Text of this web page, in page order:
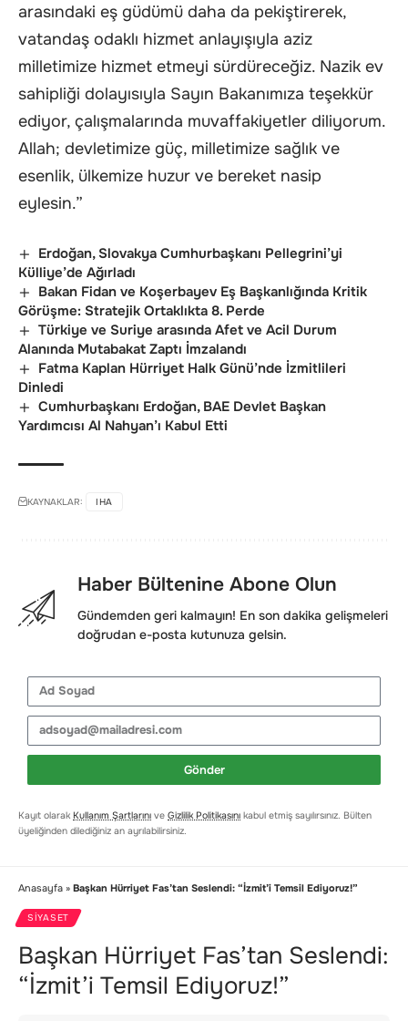
arasındaki eş güdümü daha da pekiştirerek,
vatandaş odaklı hizmet anlayışıyla aziz
milletimize hizmet etmeyi sürdüreceğiz. Nazik ev
sahipliği dolayısıyla Sayın Bakanımıza teşekkür
ediyor, çalışmalarında muvaffakiyetler diliyorum.
Allah; devletimize güç, milletimize sağlık ve
esenlik, ülkemize huzur ve bereket nasip
eylesin.”
Erdoğan, Slovakya Cumhurbaşkanı Pellegrini’yi
Külliye’de Ağırladı
Bakan Fidan ve Koşerbayev Eş Başkanlığında Kritik
Görüşme: Stratejik Ortaklıkta 8. Perde
Türkiye ve Suriye arasında Afet ve Acil Durum
Alanında Mutabakat Zaptı İmzalandı
Fatma Kaplan Hürriyet Halk Günü’nde İzmitlileri
Dinledi
Cumhurbaşkanı Erdoğan, BAE Devlet Başkan
Yardımcısı Al Nahyan’ı Kabul Etti
KAYNAKLAR: IHA
Haber Bültenine Abone Olun
Gündemden geri kalmayın! En son dakika gelişmeleri
doğrudan e-posta kutunuza gelsin.
Gönder
Kayıt olarak Kullanım Şartlarını ve Gizlilik Politikasını kabul etmiş sayılırsınız. Bülten
üyeliğinden dilediğiniz an ayrılabilirsiniz.
Anasayfa » Başkan Hürriyet Fas’tan Seslendi: “İzmit’i Temsil Ediyoruz!”
SIYASET
Başkan Hürriyet Fas’tan Seslendi:
“İzmit’i Temsil Ediyoruz!”